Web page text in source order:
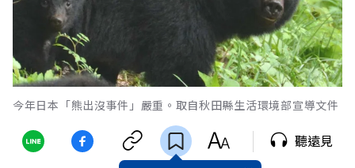
今年日本「熊出沒事件」嚴重。取自秋田縣生活環境部宣導文件
聽遠見